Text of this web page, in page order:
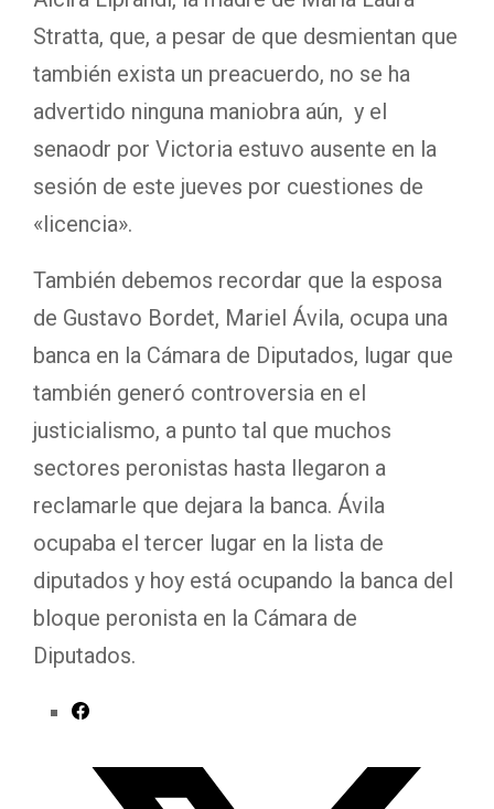
Stratta, que, a pesar de que desmientan que
también exista un preacuerdo, no se ha
advertido ninguna maniobra aún, y el
senaodr por Victoria estuvo ausente en la
sesión de este jueves por cuestiones de
«licencia».
También debemos recordar que la esposa
de Gustavo Bordet, Mariel Ávila, ocupa una
banca en la Cámara de Diputados, lugar que
también generó controversia en el
justicialismo, a punto tal que muchos
sectores peronistas hasta llegaron a
reclamarle que dejara la banca. Ávila
ocupaba el tercer lugar en la lista de
diputados y hoy está ocupando la banca del
bloque peronista en la Cámara de
Diputados.